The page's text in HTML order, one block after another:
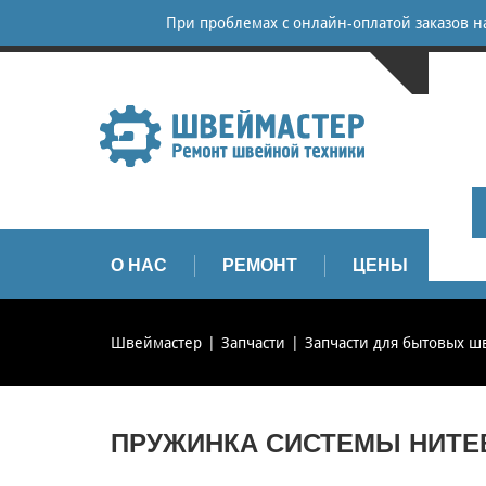
При проблемах с онлайн-оплатой заказов
О НАС РЕМОНТ ЦЕНЫ
Швеймастер Запчасти Запчасти для бытовых
ПРУЖИНКА СИСТЕМЫ